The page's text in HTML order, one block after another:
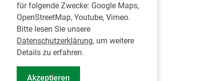
für folgende Zwecke: Google Maps,
OpenStreetMap, Youtube, Vimeo.
Bitte lesen Sie unsere
Datenschutzerklärung, um weitere
Details zu erfahren.
Akzeptieren
Inserate
Praktikum in einer Zahnarztpraxis
Jobs im Zahnärztehaus
Presse
Pressemitteilungen